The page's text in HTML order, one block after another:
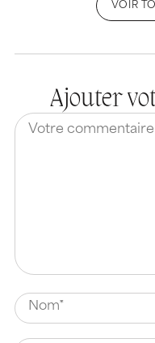
VOIR
Ajouter